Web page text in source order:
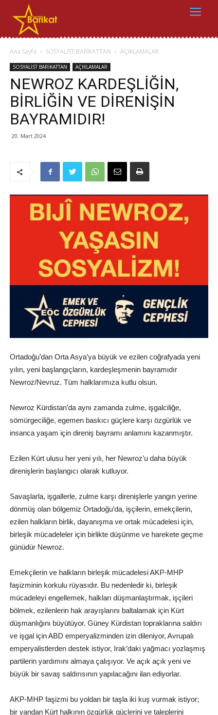
Ana Sayfa SOSYALİST BARİKATTAN AÇIKLAMALAR
SOSYALİST BARİKATTAN AÇIKLAMALAR
NEWROZ KARDEŞLİĞİN,
BİRLİĞİN VE DİRENİŞİN
BAYRAMIDIR!
20. Mart 2024
Ortadoğu’dan Orta Asya’ya büyük ve ezilen coğrafyada yeni
yılın, yeni başlangıçların, kardeşleşmenin bayramıdır
Newroz/Nevruz. Tüm halklarımıza kutlu olsun.
Newroz Kürdistan’da aynı zamanda zulme, işgalciliğe,
sömürgeciliğe, egemen baskıcı güçlere karşı özgürlük ve
insanca yaşam için direniş bayramı anlamını kazanmıştır.
Ezilen Kürt ulusu her yeni yılı, her Newroz’u daha büyük
direnişlerin başlangıcı olarak kutluyor.
Savaşlarla, işgallerle, zulme karşı direnişlerle yangın yerine
dönmüş olan bölgemiz Ortadoğu’da, işçilerin, emekçilerin,
ezilen halkların birlik, dayanışma ve ortak mücadelesi için,
birleşik mücadeleler için birlikte düşünme ve harekete geçme
günüdür Newroz.
Emekçilerin ve halkların birleşik mücadelesi AKP-MHP
faşizminin korkulu rüyasıdır. Bu nedenledir ki, birleşik
mücadeleyi engellemek, halkları düşmanlaştırmak, işçileri
bölmek, ezilenlerin hak arayışlarını baltalamak için Kürt
düşmanlığını büyütüyor. Güney Kürdistan topraklarına saldırı
ve işgal için ABD emperyalizminden izin dileniyor, Avrupalı
emperyalistlerden destek istiyor, Irak’daki yağmacı yozlaşmış
partilerin yardımını almaya çalışıyor. Ve açık açık yeni ve
büyük bir savaş saldırısının yapılacağını ilan ediyorlar.
AKP-MHP faşizmi bu yoldan bir taşla iki kuş vurmak istiyor;
bir yandan Kürt halkının özgürlük güçlerini ve taleplerini